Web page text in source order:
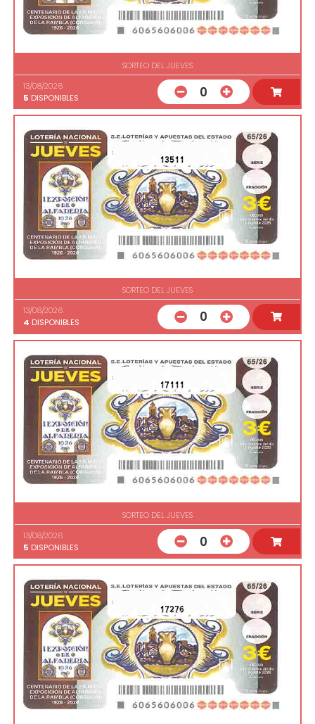
SORTEO DEL JUEVES
13/08/2026
5 DISPONIBLES 0
13511
SORTEO DEL JUEVES
13/08/2026
4 DISPONIBLES 0
17111
SORTEO DEL JUEVES
13/08/2026
5 DISPONIBLES 0
17276